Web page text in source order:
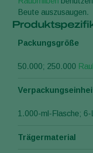
Beute auszusaugen.
Packungsgröße
50.000; 250.000
1.000-ml-Flasche;
Trägermaterial